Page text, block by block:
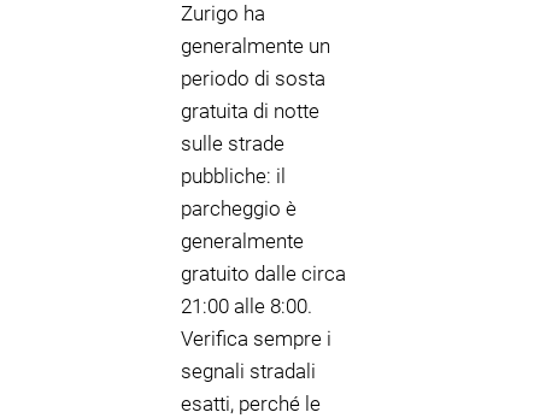
Zurigo ha
generalmente un
periodo di sosta
gratuita di notte
sulle strade
pubbliche: il
parcheggio è
generalmente
gratuito dalle circa
21:00 alle 8:00.
Verifica sempre i
segnali stradali
esatti, perché le